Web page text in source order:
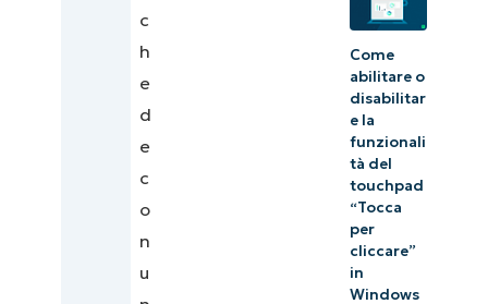
c
h
e
d
e
c
o
n
u
Come
abilitare o
disabilitar
e la
funzionali
tà del
touchpad
“Tocca
per
cliccare”
in
Windows